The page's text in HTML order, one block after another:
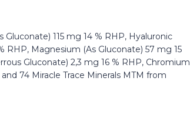
Gluconate) 115 mg 14 % RHP, Hyaluronic
Magnesium (As Gluconate) 57 mg 15
Gluconate) 2,3 mg 16 % RHP, Chromium
74 Miracle Trace Minerals MTM from